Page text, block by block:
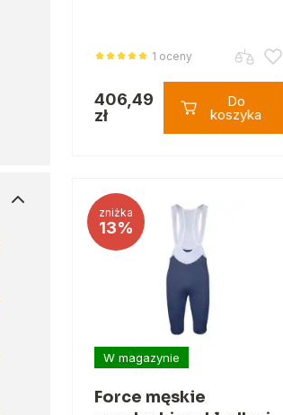
1 oceny
406,49
zł
Do
koszyka
zniżka
13%
W magazynie
Force męskie